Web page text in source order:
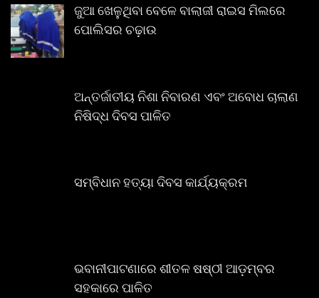
ଜୁଆ ଖେଳୁଥିବା ବେଳେ ବାଲାଜୀ ରାଇସ ମିଲରେ
ପୋଲିସର ଚଢ଼ାଉ
ଅନ୍ତର୍ଜାତୀୟ ନିଶା ନିବାରଣ ଏବଂ ଅବୋଧ ଚାଲାଣ
ନିଷିଦ୍ଧ ଦିବସ ପାଳିତ
ସମ୍ବିଧାନ ହତ୍ୟା ଦିବସ କାର୍ଯ୍ୟକ୍ରମ
ଭବାନୀପାଟଣାରେ ଶୀତଳ ଷଷ୍ଠୀ ଆଡ଼ମ୍ବର
ସହକାରେ ପାଳିତ